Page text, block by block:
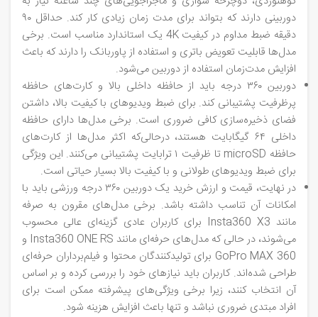
دوربینی دارند که بتواند برای مدت‌ زمان زیادی کار کند. حداقل ۹۰
دقیقه ضبط مداوم در کیفیت 4K یک استاندارد مناسب است. برخی
مدل‌ها قابلیت تعویض باتری و استفاده از پاوربانک را دارند که باعث
افزایش مدت‌زمان استفاده از دوربین می‌شود.
دوربین ۳۶۰ درجه باید از حافظه داخلی بالا و کارت‌های حافظه
پرظرفیت پشتیبانی کند. برای ضبط ویدیوهای با کیفیت بالا، داشتن
فضای ذخیره‌سازی کافی ضروری است. برخی مدل‌ها دارای حافظه
داخلی ۶۴ گیگابایت هستند، درحالی‌که اکثر مدل‌ها از کارت‌های
حافظه microSD تا ظرفیت ۱ ترابایت پشتیبانی می‌کنند. این ویژگی
برای ضبط ویدیوهای طولانی و با کیفیت بالا بسیار حیاتی است.
در نهایت، قیمت و ارزش خرید یک دوربین ۳۶۰ درجه ورزشی باید با
امکانات آن تناسب داشته باشد. برخی مدل‌های مقرون‌ به‌ صرفه
مانند Insta360 X3 برای کاربران عادی گزینه‌ای عالی محسوب
می‌شوند، در حالی که مدل‌های حرفه‌ای مانند Insta360 ONE RS و
GoPro MAX 360 برای تولیدکنندگان محتوا و فیلم‌برداران حرفه‌ای
طراحی شده‌اند. کاربران باید نیازهای خود را بررسی کرده و بر اساس
آن انتخاب کنند، زیرا برخی ویژگی‌های پیشرفته ممکن است برای
افراد مبتدی ضروری نباشد و تنها باعث افزایش هزینه شود.